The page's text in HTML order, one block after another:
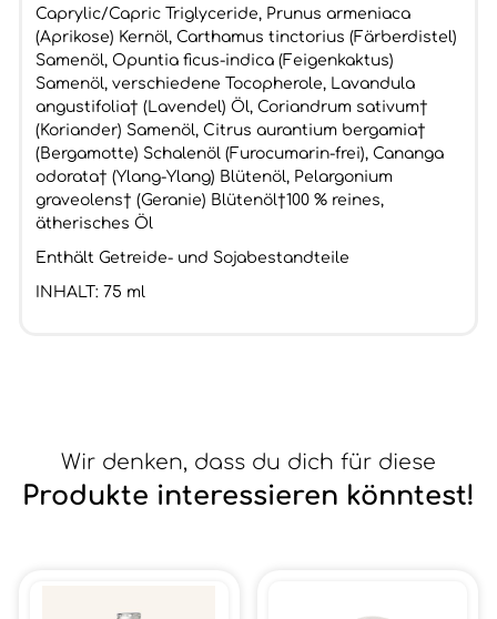
Caprylic/Capric Triglyceride, Prunus armeniaca
(Aprikose) Kernöl, Carthamus tinctorius (Färberdistel)
Samenöl, Opuntia ficus-indica (Feigenkaktus)
Samenöl, verschiedene Tocopherole, Lavandula
angustifolia† (Lavendel) Öl, Coriandrum sativum†
(Koriander) Samenöl, Citrus aurantium bergamia†
(Bergamotte) Schalenöl (Furocumarin-frei), Cananga
odorata† (Ylang-Ylang) Blütenöl, Pelargonium
graveolens† (Geranie) Blütenöl†100 % reines,
ätherisches Öl
Enthält Getreide- und Sojabestandteile
INHALT: 75 ml
Wir denken, dass du dich für diese
Produkte interessieren könntest!